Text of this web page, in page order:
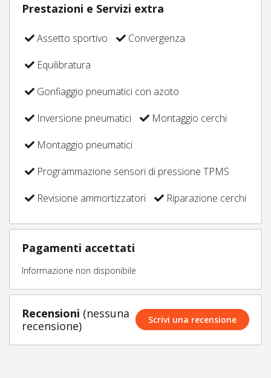
Prestazioni e Servizi extra
Assetto sportivo
Convergenza
Equilibratura
Gonfiaggio pneumatici con azoto
Inversione pneumatici
Montaggio cerchi
Montaggio pneumatici
Programmazione sensori di pressione TPMS
Revisione ammortizzatori
Riparazione cerchi
Pagamenti accettati
Informazione non disponibile
Recensioni (nessuna
recensione)
Scrivi una recensione